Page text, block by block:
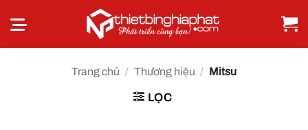
qua
Trang chủ / Thương hiệu / Mitsu
LỌC